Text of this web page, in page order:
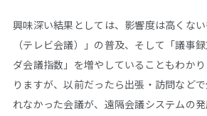
興味深い結果としては、影響度は高くな
（テレビ会議）」の普及、そして「議事
ダ会議指数」を増やしていることもわか
りますが、以前だったら出張・訪問など
れなかった会議が、遠隔会議システムの